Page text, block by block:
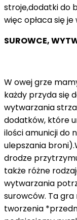
stroje,dodatki do
więc opłaca się
SUROWCE,
W owej grze
każdy przyda się
wytwarzania
dodatków, które
ilości amunicji do
ulepszania
drodze
także różne
wytwarzania
surowców. Ta
tworzenia